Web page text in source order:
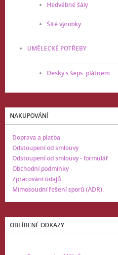
Hedvábné šály
Šité výrobky
UMĚLECKÉ POTŘEBY
Desky s šeps. plátnem
NAKUPOVÁNÍ
Doprava a platba
Odstoupení od smlouvy
Odstoupení od smlouvy - formulář
Obchodní podmínky
Zpracování údajů
Mimosoudní řešení sporů (ADR):
OBLÍBENÉ ODKAZY